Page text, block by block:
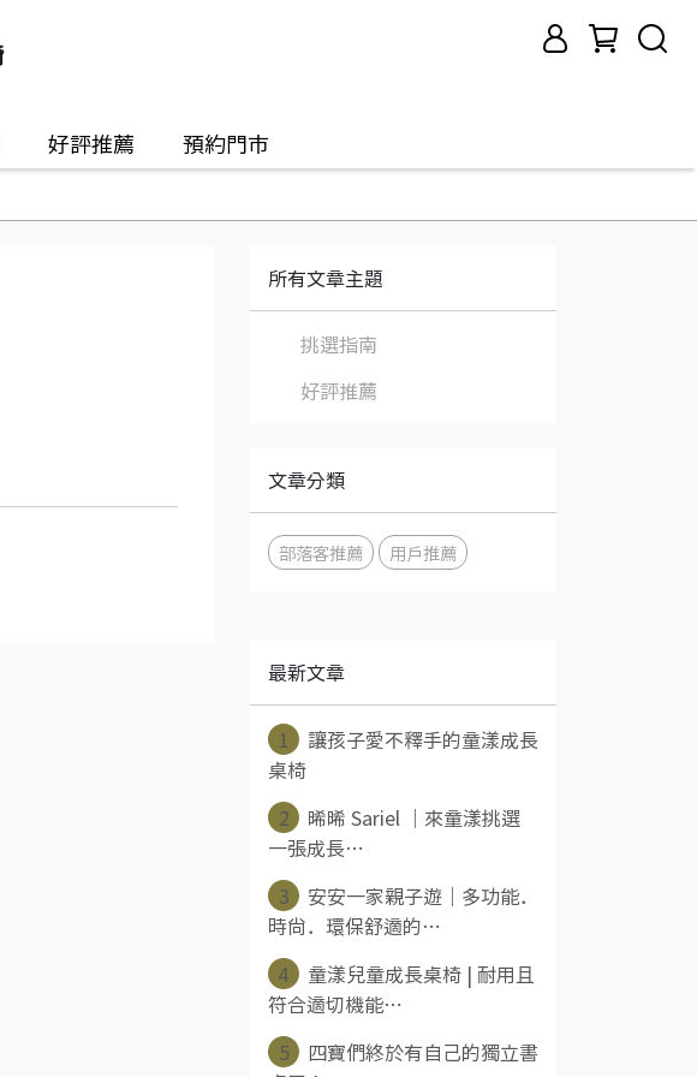
好評推薦 預約門市
所有文章主題
挑選指南
好評推薦
文章分類
部落客推薦 用戶推薦
最新文章
1
讓孩子愛不釋手的童漾成長
桌椅
2
晞晞 Sariel ｜來童漾挑選
一張成長⋯
3
安安一家親子遊｜多功能．
時尚．環保舒適的⋯
4
童漾兒童成長桌椅 | 耐用且
符合適切機能⋯
5
四寶們終於有自己的獨立書